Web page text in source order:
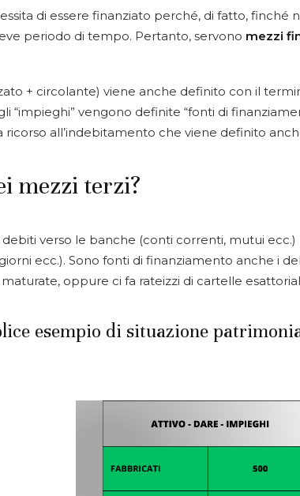
di essere finanziato perché, di fatto, finché
periodo di tempo. Pertanto, servono mezzi
+ circolante) viene anche definito con il
“impieghi” vengono definite “fonti di
all’indebitamento che viene definito
mezzi terzi?
debiti verso le banche (conti correnti, mutui
ecc.). Sono fonti di finanziamento anche i
oppure ci fa rateizzi di cartelle
esempio di situazione